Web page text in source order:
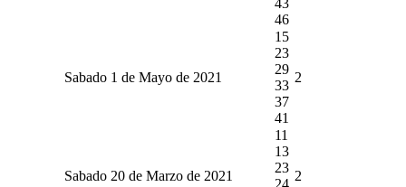
46
Sabado 1 de Mayo de 2021
15
23
29
33
37
41
2
Sabado 20 de Marzo de 2021
11
13
23
24
2